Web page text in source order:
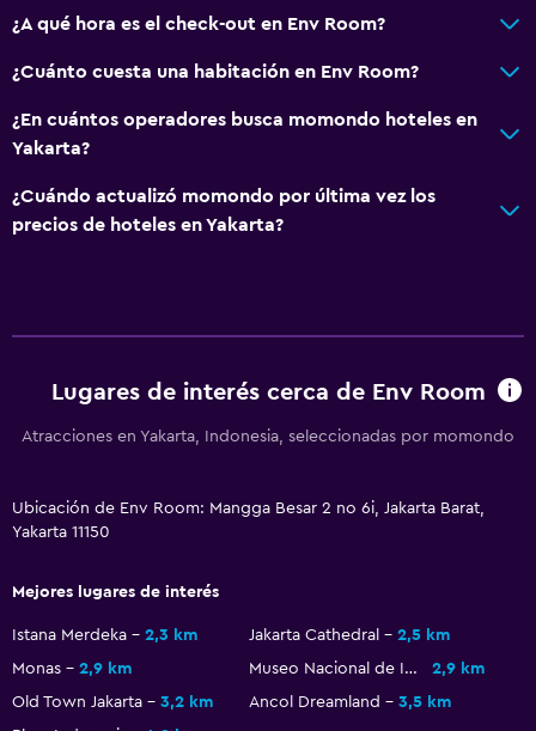
¿A qué hora es el check-out en Env Room?
¿Cuánto cuesta una habitación en Env Room?
¿En cuántos operadores busca momondo hoteles en
Yakarta?
¿Cuándo actualizó momondo por última vez los
precios de hoteles en Yakarta?
Lugares de interés cerca de Env Room
Atracciones en Yakarta, Indonesia, seleccionadas por momondo
Ubicación de Env Room: Mangga Besar 2 no 6i, Jakarta Barat,
Yakarta 11150
Mejores lugares de interés
Istana Merdeka 2,3 km Jakarta Cathedral
2,5 km
Monas
2,9 km Museo Nacional de Indonesia
2,9 km
Old Town Jakarta
3,2 km Ancol Dreamland
3,5 km